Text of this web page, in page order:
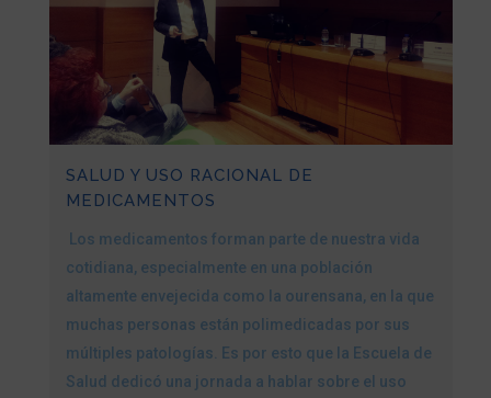
SALUD Y USO RACIONAL DE
MEDICAMENTOS
Los medicamentos forman parte de nuestra vida
cotidiana, especialmente en una población
altamente envejecida como la ourensana, en la que
muchas personas están polimedicadas por sus
múltiples patologías. Es por esto que la Escuela de
Salud dedicó una jornada a hablar sobre el uso